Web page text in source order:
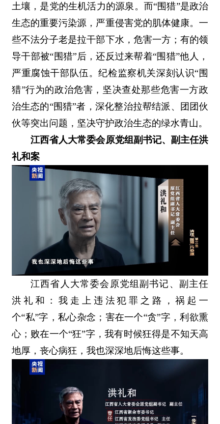
土壤，是党的生机活力的源泉。而“围猎”是政治
生态的重要污染源，严重侵害党的肌体健康。一
些不法分子老是拉干部下水，危害一方；有的领
导干部被“围猎”后，还反过来帮着“围猎”他人，
严重腐蚀干部队伍。纪检监察机关深刻认识“围
猎”行为的政治危害，坚决查处那些危害一方政
治生态的“围猎”者，深化整治拉帮结派、团团伙
伙等突出问题，坚决守护政治生态的绿水青山。
江西省人大常委会原党组副书记、副主任洪
礼和案
江西省人大常委会原党组副书记、副主任
洪礼和：我走上违法犯罪之路，祸起一
个“私”字，私心杂念；害在一个“贪”字，利欲熏
心；败在一个“狂”字，我有时候狂得是不知天高
地厚，丧心病狂，我也深深地后悔这些事。